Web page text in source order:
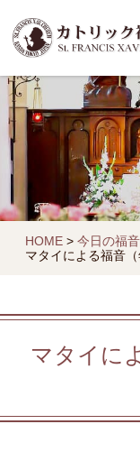
HOME > 今日の福音
マタイによる福音（
マタイに